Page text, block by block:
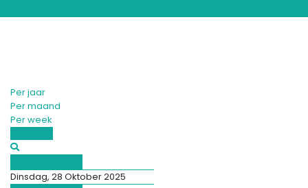
Per jaar
Per maand
Per week
Dinsdag, 28 Oktober 2025